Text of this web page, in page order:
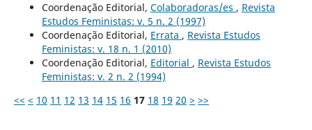
Coordenação Editorial, Colaboradoras/es , Revista
Estudos Feministas: v. 5 n. 2 (1997)
Coordenação Editorial, Errata , Revista Estudos
Feministas: v. 18 n. 1 (2010)
Coordenação Editorial, Editorial , Revista Estudos
Feministas: v. 2 n. 2 (1994)
<< < 10 11 12 13 14 15 16 17 18 19 20 > >>